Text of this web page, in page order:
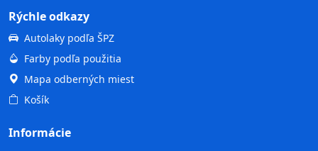
Rýchle odkazy
Autolaky podľa ŠPZ
Farby podľa použitia
Mapa odberných miest
Košík
Informácie